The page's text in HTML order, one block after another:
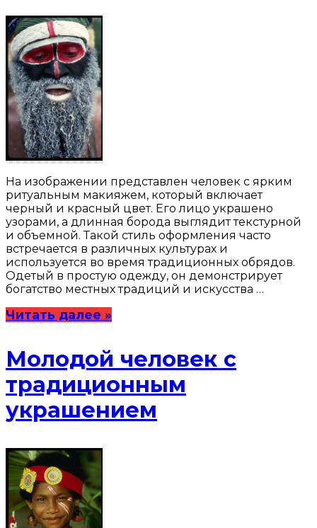
На изображении представлен человек с ярким
ритуальным макияжем, который включает
черный и красный цвет. Его лицо украшено
узорами, а длинная борода выглядит текстурной
и объемной. Такой стиль оформления часто
встречается в различных культурах и
используется во время традиционных обрядов.
Одетый в простую одежду, он демонстрирует
богатство местных традиций и искусства …
Читать далее »
Молодой человек с
традиционным
украшением